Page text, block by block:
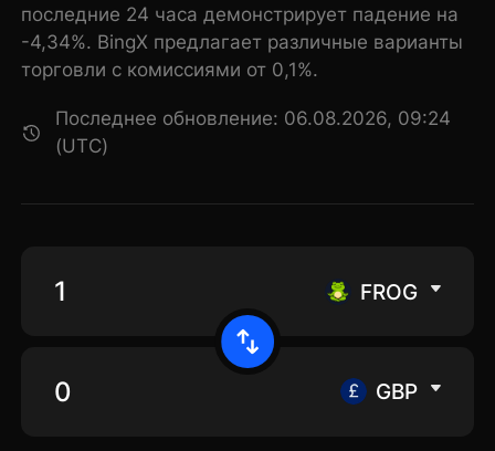
последние 24 часа демонстрирует падение на
-4,34%. BingX предлагает различные варианты
торговли с комиссиями от 0,1%.
Последнее обновление: 06.08.2026, 09:24
(UTC)
FROG
GBP